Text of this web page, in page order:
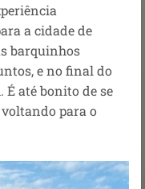
a cidade de
barquinhos
e no final do
até bonito de se
para o